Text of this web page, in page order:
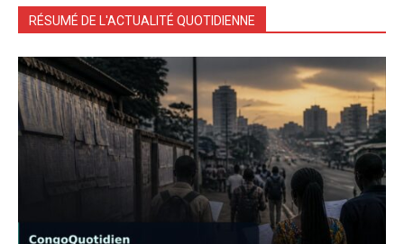
RÉSUMÉ DE L'ACTUALITÉ QUOTIDIENNE